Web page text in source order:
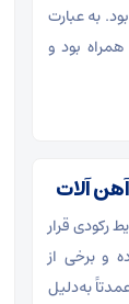
به عبارت
گذشته همراه بود و
آلات
رکودی قرار
و برخی از
به‌دلیل